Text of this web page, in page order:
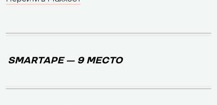
SMARTAPE — 9 МЕСТО